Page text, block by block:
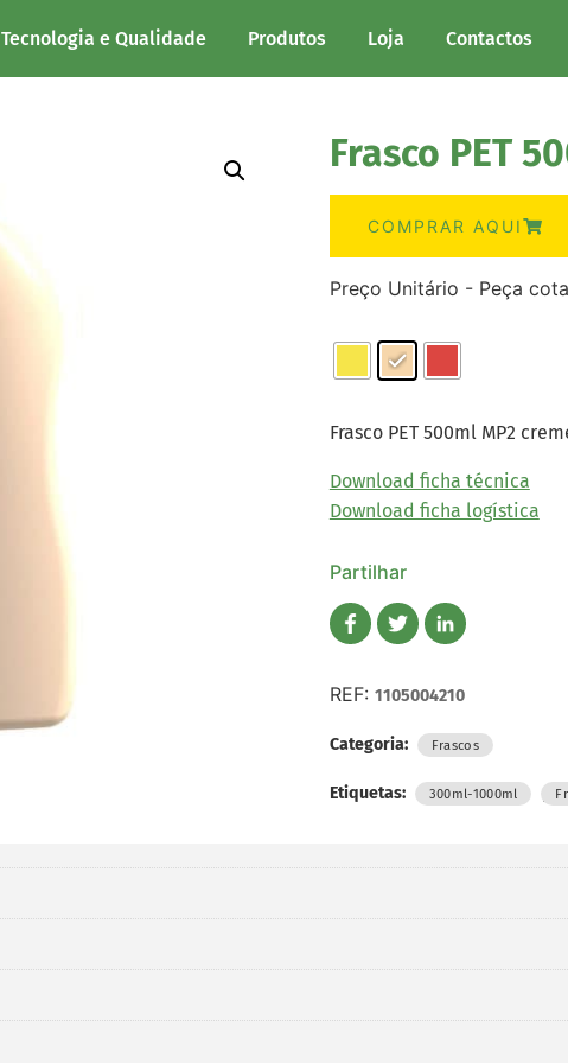
Tecnologia e Qualidade Produtos Loja Contactos
Frasco PET
COMPRAR AQUI
Preço Unitário - Peça
Frasco PET 500ml MP2
Download ficha técnica
Download ficha logística
Partilhar
REF: 1105004210
Categoria: Frascos
Etiquetas: 300ml-1000ml